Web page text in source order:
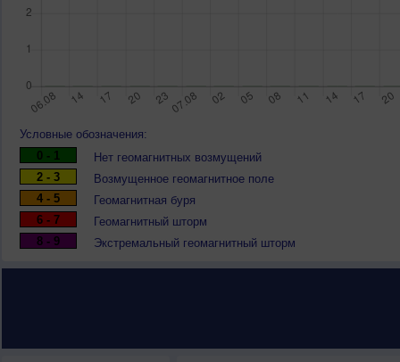
Условные обозначения:
0 - 1
Нет геомагнитных возмущений
2 - 3
Возмущенное геомагнитное поле
4 - 5
Геомагнитная буря
6 - 7
Геомагнитный шторм
8 - 9
Экстремальный геомагнитный шторм